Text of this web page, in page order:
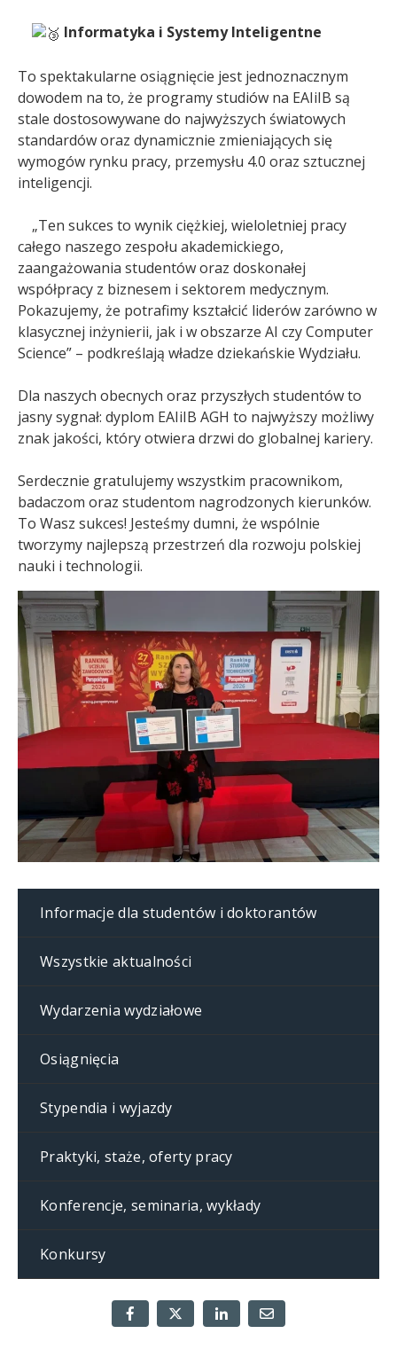
Informacje dla studentów i doktorantów
Wszystkie aktualności
Wydarzenia wydziałowe
Osiągnięcia
Stypendia i wyjazdy
Praktyki, staże, oferty pracy
Konferencje, seminaria, wykłady
Konkursy
Informatyka i Systemy Inteligentne
To spektakularne osiągnięcie jest jednoznacznym
dowodem na to, że programy studiów na EAIiIB są
stale dostosowywane do najwyższych światowych
standardów oraz dynamicznie zmieniających się
wymogów rynku pracy, przemysłu 4.0 oraz sztucznej
inteligencji.
„Ten sukces to wynik ciężkiej, wieloletniej pracy
całego naszego zespołu akademickiego,
zaangażowania studentów oraz doskonałej
współpracy z biznesem i sektorem medycznym.
Pokazujemy, że potrafimy kształcić liderów zarówno w
klasycznej inżynierii, jak i w obszarze AI czy Computer
Science” – podkreślają władze dziekańskie Wydziału.
Dla naszych obecnych oraz przyszłych studentów to
jasny sygnał: dyplom EAIiIB AGH to najwyższy możliwy
znak jakości, który otwiera drzwi do globalnej kariery.
Serdecznie gratulujemy wszystkim pracownikom,
badaczom oraz studentom nagrodzonych kierunków.
To Wasz sukces! Jesteśmy dumni, że wspólnie
tworzymy najlepszą przestrzeń dla rozwoju polskiej
nauki i technologii.